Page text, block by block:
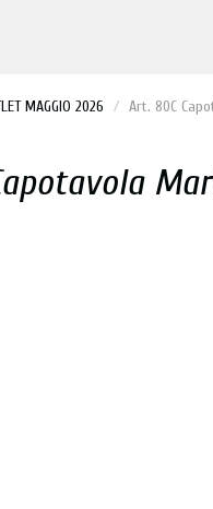
MAGGIO 2026 Art. 80C